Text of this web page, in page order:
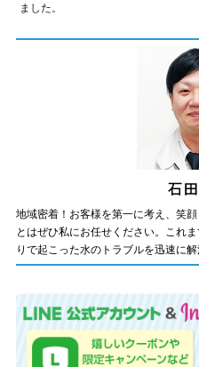
ました。
地域密着！お客様を第一に考え、笑
とはぜひ私にお任せください。これ
りで起こった水のトラブルを迅速に解